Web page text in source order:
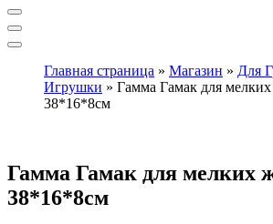
Главная страница » Магазин » Для
Игрушки » Гамма Гамак для
38*16*8см
Гамма Гамак для мелких
38*16*8см